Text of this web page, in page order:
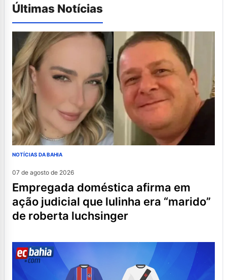
Últimas Notícias
NOTÍCIAS DA BAHIA
07 de agosto de 2026
empregada doméstica afirma em
ação judicial que lulinha era “marido”
de roberta luchsinger